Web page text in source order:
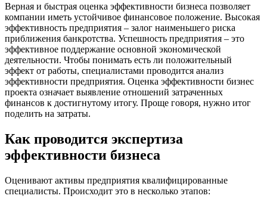
Верная и быстрая оценка эффективности бизнеса позволяет
компании иметь устойчивое финансовое положение. Высокая
эффективность предприятия – залог наименьшего риска
приближения банкротства. Успешность предприятия – это
эффективное поддержание основной экономической
деятельности. Чтобы понимать есть ли положительный
эффект от работы, специалистами проводится анализ
эффективности предприятия. Оценка эффективности бизнес
проекта означает выявление отношений затраченных
финансов к достигнутому итогу. Проще говоря, нужно итог
поделить на затраты.
Как проводится экспертиза
эффективности бизнеса
Оценивают активы предприятия квалифицированные
специалисты. Происходит это в несколько этапов: